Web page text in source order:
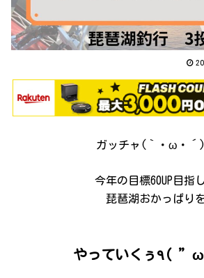
ガッチャ(｀・ω・
今年の目標60UP目指
琵琶湖おかっぱり